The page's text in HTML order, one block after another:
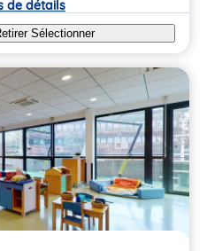
de détails
Sélectionner